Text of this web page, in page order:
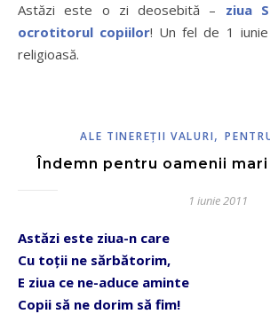
Astăzi este o zi deosebită – ziua
ocrotitorul copiilor! Un fel de 1
religioasă.
ALE TINEREŢII VALURI,
Îndemn pentru oamenii mari
1 iunie 2011
Astăzi este ziua-n care
Cu toții ne sărbătorim,
E ziua ce ne-aduce aminte
Copii să ne dorim să fim!